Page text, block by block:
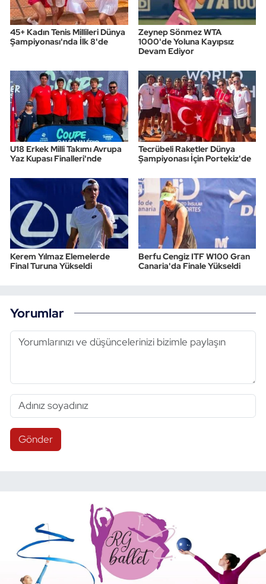
45+ Kadın Tenis Millileri Dünya
Şampiyonası'nda İlk 8'de
Zeynep Sönmez WTA
1000'de Yoluna Kayıpsız
Devam Ediyor
U18 Erkek Milli Takımı Avrupa
Yaz Kupası Finalleri'nde
Tecrübeli Raketler Dünya
Şampiyonası İçin Portekiz'de
Kerem Yılmaz Elemelerde
Final Turuna Yükseldi
Berfu Cengiz ITF W100 Gran
Canaria'da Finale Yükseldi
Yorumlar
Gönder
Triatlon
Vücut Geliştirme Fitness
Wushu Kungfu
Yelken
Yüzme